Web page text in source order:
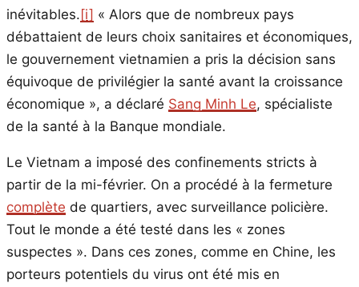
inévitables.[i] « Alors que de nombreux pays
débattaient de leurs choix sanitaires et économiques,
le gouvernement vietnamien a pris la décision sans
équivoque de privilégier la santé avant la croissance
économique », a déclaré Sang Minh Le, spécialiste
de la santé à la Banque mondiale.
Le Vietnam a imposé des confinements stricts à
partir de la mi-février. On a procédé à la fermeture
complète de quartiers, avec surveillance policière.
Tout le monde a été testé dans les « zones
suspectes ». Dans ces zones, comme en Chine, les
porteurs potentiels du virus ont été mis en